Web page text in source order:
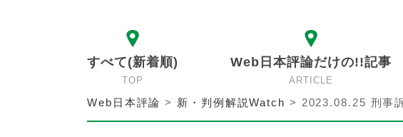
すべて(新着順)
TOP
Web日本評論だけの!!記事
ARTICLE
Web日本評論 > 新・判例解説Watch > 2023.08.25 刑事